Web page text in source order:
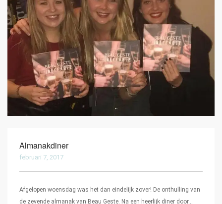
Almanakdiner
februari 7, 2017
Afgelopen woensdag was het dan eindelijk zover! De onthulling van
de zevende almanak van Beau Geste. Na een heerlijk diner door…